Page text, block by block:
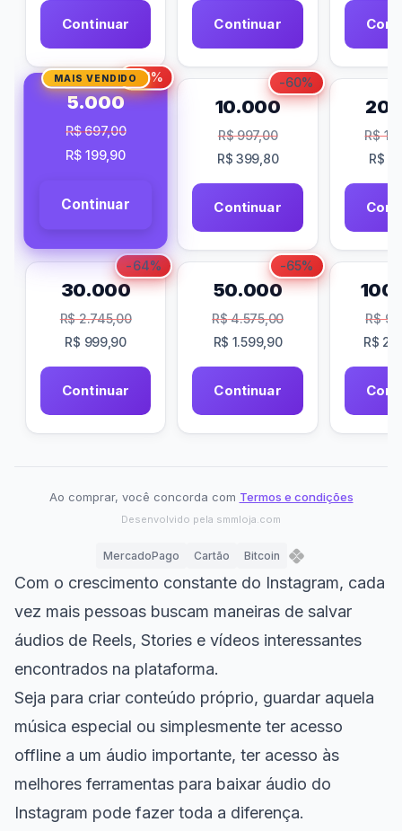
Continuar Continuar
-71%
5.000
R$697,00
R$ 199,90
MAIS VENDIDO
Continuar
-60%
10.000
R$997,00
R$ 399,80
Continuar
R$
R$
-64%
30.000
R$2.745,00
R$ 999,90
Continuar
-65%
50.000
R$4.575,00
R$ 1.599,90
Continuar
R$
R$
Ao comprar, você concorda com Termos e condições
Desenvolvido pela smmloja.com
MercadoPago Cartão Bitcoin
Com o crescimento constante do Instagram, cada
vez mais pessoas buscam maneiras de salvar
áudios de Reels, Stories e vídeos interessantes
encontrados na plataforma.
Seja para criar conteúdo próprio, guardar aquela
música especial ou simplesmente ter acesso
offline a um áudio importante, ter acesso às
melhores ferramentas para baixar áudio do
Instagram pode fazer toda a diferença.